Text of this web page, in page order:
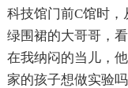
科技馆门前C馆时
绿围裙的大哥哥，
在我纳闷的当儿，
家的孩子想做实验